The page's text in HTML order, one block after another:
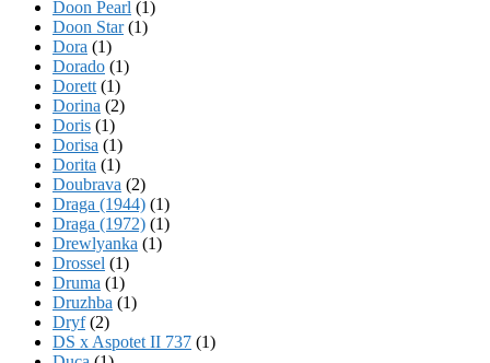
Doon Pearl (1)
Doon Star(1)
Dora (1)
Dorado (1)
Dorett (1)
Dorina (2)
Doris (1)
Dorisa (1)
Dorita (1)
Doubrava (2)
Draga (1944) (1)
Draga (1972) (1)
Drewlyanka (1)
Drossel (1)
Druma (1)
Druzhba (1)
Dryf(2)
DS x Aspotet II 737 (1)